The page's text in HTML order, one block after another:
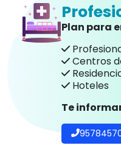
Plan para
Centros
Hoteles
Te